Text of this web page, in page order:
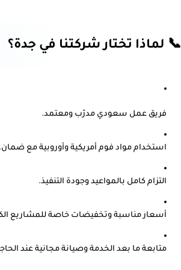
📞 لماذا تختار شركتنا في جدة؟
فريق عمل سعودي مدرّب ومعتمد.
استخدام مواد فوم أمريكية وأوروبية مع ضمان.
التزام كامل بالمواعيد وجودة التنفيذ.
أسعار مناسبة وتخفيضات خاصة للمشاريع
متابعة ما بعد الخدمة وصيانة مجانية عند